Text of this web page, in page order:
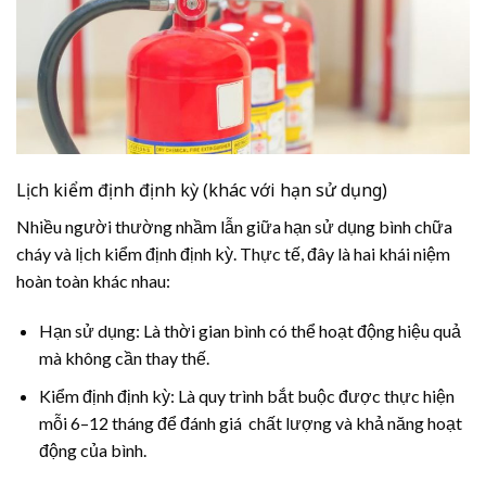
Lịch kiểm định định kỳ (khác với hạn sử dụng)
Nhiều người thường nhầm lẫn giữa hạn sử dụng bình chữa
cháy và lịch kiểm định định kỳ. Thực tế, đây là hai khái niệm
hoàn toàn khác nhau:
Hạn sử dụng: Là thời gian bình có thể hoạt động hiệu quả
mà không cần thay thế.
Kiểm định định kỳ: Là quy trình bắt buộc được thực hiện
mỗi 6–12 tháng để đánh giá chất lượng và khả năng hoạt
động của bình.